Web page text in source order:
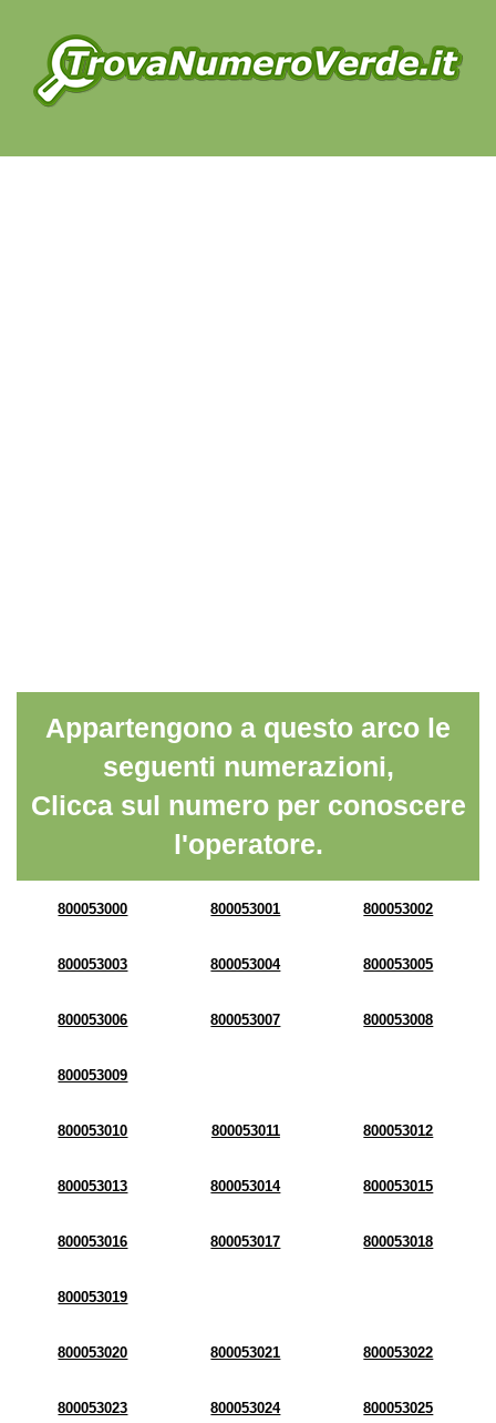
Appartengono a questo arco le
seguenti numerazioni,
Clicca sul numero per conoscere
l'operatore.
800053000 800053001 800053002
800053003 800053004 800053005
800053006 800053007 800053008
800053009
800053010 800053011 800053012
800053013 800053014 800053015
800053016 800053017 800053018
800053019
800053020 800053021 800053022
800053023 800053024 800053025